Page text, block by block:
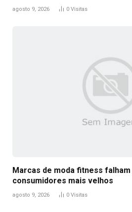
agosto 9, 2026 0 Visitas
Marcas de moda fitness
consumidores mais velhos
agosto 9, 2026 0 Visitas